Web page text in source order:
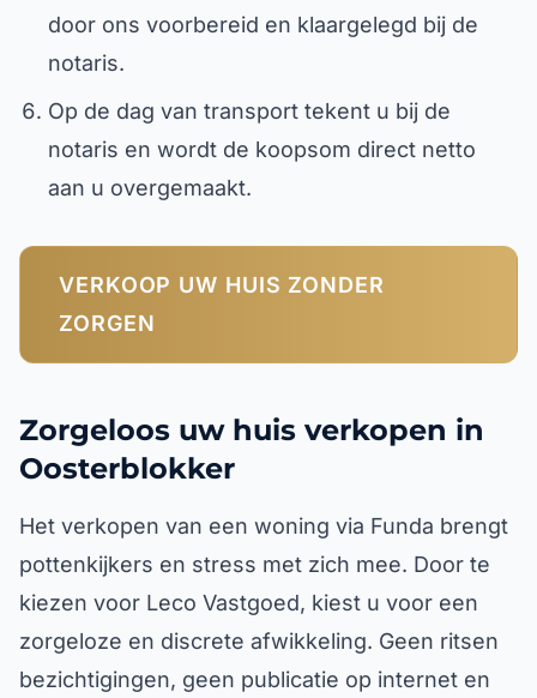
door ons voorbereid en klaargelegd bij de
notaris.
Op de dag van transport tekent u bij de
notaris en wordt de koopsom direct netto
aan u overgemaakt.
VERKOOP UW HUIS ZONDER
ZORGEN
Zorgeloos uw huis verkopen in
Oosterblokker
Het verkopen van een woning via Funda brengt
pottenkijkers en stress met zich mee. Door te
kiezen voor Leco Vastgoed, kiest u voor een
zorgeloze en discrete afwikkeling. Geen ritsen
bezichtigingen, geen publicatie op internet en